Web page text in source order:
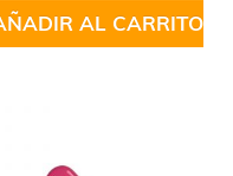
AL CARRITO